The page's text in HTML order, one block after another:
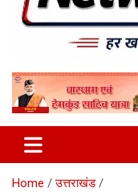
Home
उत्तराखंड